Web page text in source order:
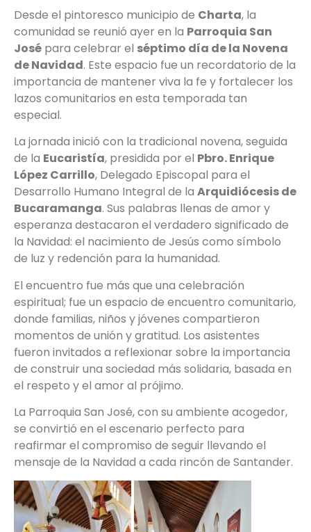
Desde el pintoresco municipio de Charta, la
comunidad se reunió ayer en la Parroquia San
José para celebrar el séptimo día de la Novena
de Navidad. Este espacio fue un recordatorio de la
importancia de mantener viva la fe y fortalecer los
lazos comunitarios en esta temporada tan
especial.
La jornada inició con la tradicional novena, seguida
de la Eucaristía, presidida por el Pbro. Enrique
López Carrillo, Delegado Episcopal para el
Desarrollo Humano Integral de la Arquidiócesis de
Bucaramanga. Sus palabras llenas de amor y
esperanza destacaron el verdadero significado de
la Navidad: el nacimiento de Jesús como símbolo
de luz y redención para la humanidad.
El encuentro fue más que una celebración
espiritual; fue un espacio de encuentro comunitario,
donde familias, niños y jóvenes compartieron
momentos de unión y gratitud. Los asistentes
fueron invitados a reflexionar sobre la importancia
de construir una sociedad más solidaria, basada en
el respeto y el amor al prójimo.
La Parroquia San José, con su ambiente acogedor,
se convirtió en el escenario perfecto para
reafirmar el compromiso de seguir llevando el
mensaje de la Navidad a cada rincón de Santander.